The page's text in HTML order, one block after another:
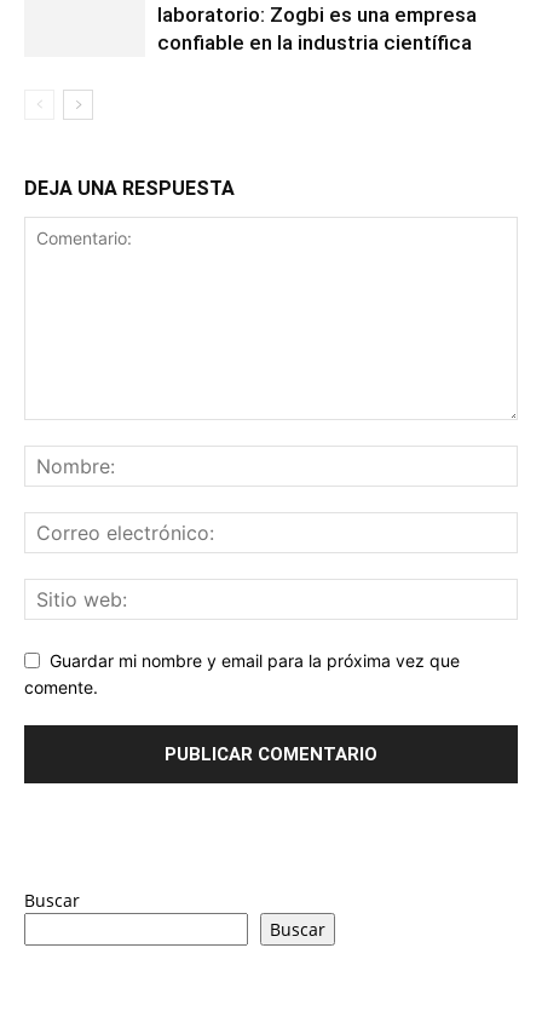
laboratorio: Zogbi es una empresa
confiable en la industria científica
DEJA UNA RESPUESTA
Guardar mi nombre y email para la próxima vez que
comente.
Buscar
Buscar